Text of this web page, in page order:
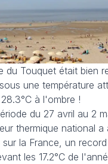
du Touquet était bien
une température
à l'ombre !
du 27 avril au 2
thermique national a
sur la France, un
les 17.2°C de